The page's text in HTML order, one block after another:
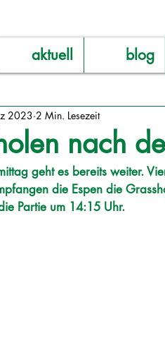
aktuell blog
nach
2023 2 Min. Lesezeit
geht es bereits weiter.
die Espen die
Partie um 14:15 Uhr.